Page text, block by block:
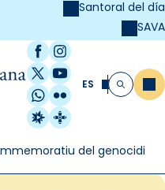
Santoral del día
SAVA
Facebook
Instagram
X / Twitter
YouTube
WhatsApp
Flickr
Radio Estel
Catalunya
ES Buscar
del genocidi